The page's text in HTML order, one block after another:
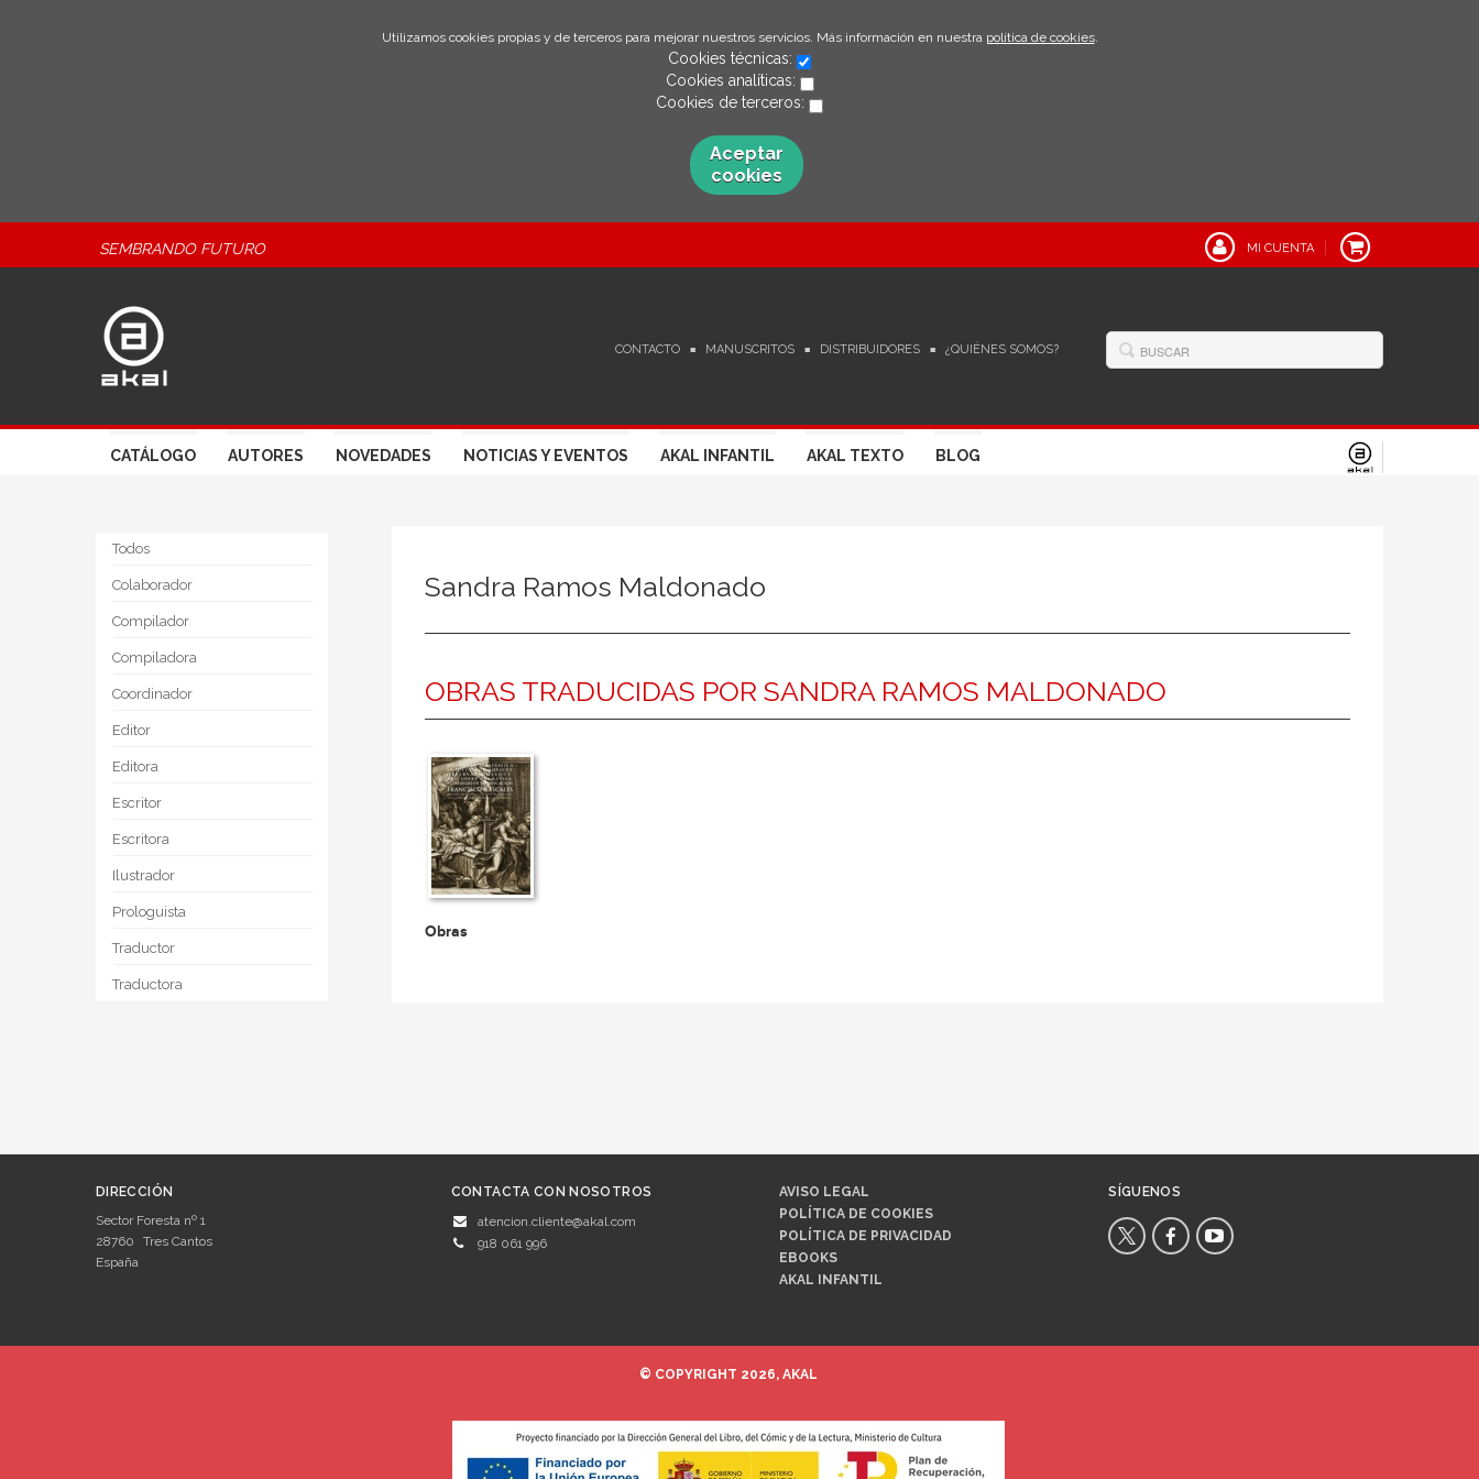
Utilizamos cookies propias y de terceros para mejorar nuestros servicios. Más información en nuestra política de cookies.
Cookies técnicas:
Cookies analíticas:
Cookies de terceros:
Aceptar
cookies
SEMBRANDO FUTURO MI CUENTA
CONTACTO MANUSCRITOS DISTRIBUIDORES ¿QUIÉNES SOMOS?
CATÁLOGO AUTORES NOVEDADES NOTICIAS Y EVENTOS AKAL INFANTIL AKAL TEXTO BLOG
Todos
Colaborador
Compilador
Compiladora
Coordinador
Editor
Editora
Escritor
Escritora
Ilustrador
Prologuista
Traductor
Traductora
Sandra Ramos Maldonado
OBRAS TRADUCIDAS POR SANDRA RAMOS MALDONADO
Obras
DIRECCIÓN
Sector Foresta nº 1
28760
Tres Cantos
España
CONTACTA CON NOSOTROS
atencion.cliente@akal.com
918 061 996
AVISO LEGAL
POLÍTICA DE COOKIES
POLÍTICA DE PRIVACIDAD
EBOOKS
AKAL INFANTIL
SÍGUENOS
© COPYRIGHT 2026, AKAL